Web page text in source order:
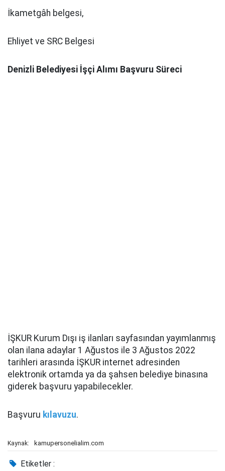
İkametgâh belgesi,
Ehliyet ve SRC Belgesi
Denizli Belediyesi İşçi Alımı Başvuru Süreci
İŞKUR Kurum Dışı iş ilanları sayfasından yayımlanmış
olan ilana adaylar 1 Ağustos ile 3 Ağustos 2022
tarihleri arasında İŞKUR internet adresinden
elektronik ortamda ya da şahsen belediye binasına
giderek başvuru yapabilecekler.
Başvuru kılavuzu.
Kaynak: kamupersonelialim.com
Etiketler :